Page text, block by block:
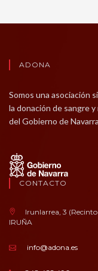
ADONA
Somos una asociación
la donación de sangre
del Gobierno de
CONTACTO
Irunlarrea, 3
IRUÑA
info@adona.es